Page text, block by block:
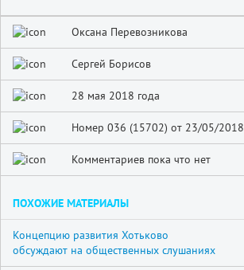
Оксана Перевозникова
Сергей Борисов
28 мая 2018 года
Номер 036 (15702) от 23/05/2018
Комментариев пока что нет
ПОХОЖИЕ МАТЕРИАЛЫ
Концепцию развития Хотьково
обсуждают на общественных слушаниях